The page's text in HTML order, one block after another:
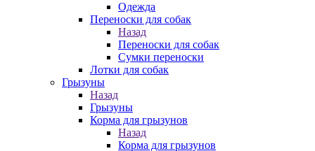
Одежда
Переноски для собак
Назад
Переноски для собак
Сумки переноски
Лотки для собак
Грызуны
Назад
Грызуны
Корма для грызунов
Назад
Корма для грызунов